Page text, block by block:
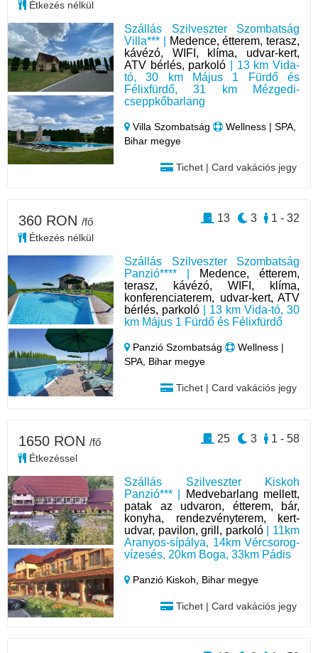
Szállás Szilveszter Szombatság
Villa*** |
Medence, étterem, terasz,
kávézó, WIFI, klíma, udvar-kert,
ATV bérlés, parkoló | 13 km Vida-
tó, 30 km Május 1 Fürdő és
Félixfürdő, 31 km Mézgedi-
cseppkőbarlang
Villa Szombatság
Wellness | SPA,
Bihar megye
Tichet | Card vakációs jegy
Étkezés nélkül
Szállás Szilveszter Szombatság
Panzió**** |
Medence, étterem,
terasz, kávézó, WIFI, klíma,
konferenciaterem, udvar-kert, ATV
bérlés, parkoló | 13 km Vida-tó, 30
km Május 1 Fürdő és Félixfürdő
Panzió Szombatság
Wellness |
SPA, Bihar megye
Tichet | Card vakációs jegy
360 RON /fő
Étkezés nélkül
1 - 32
3
13
Szállás Szilveszter Kiskoh
Panzió*** |
Medvebarlang mellett,
patak az udvaron, étterem, bár,
konyha, rendezvényterem, kert-
udvar, pavilon, grill, parkoló| 11km
Aranyos-sípálya, 14km Vércsorog-
vízesés, 20km Boga, 33km Pádis
Panzió Kiskoh, Bihar megye
Tichet | Card vakációs jegy
1650 RON /fő
Étkezéssel
1 - 58
3
25